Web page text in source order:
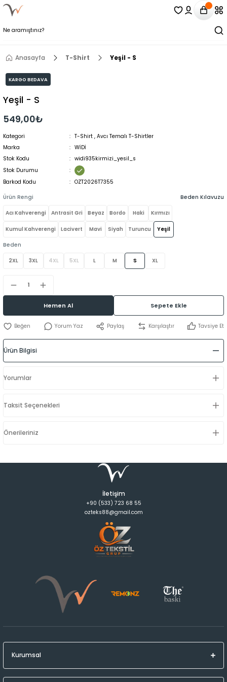
Anasayfa T-Shirt Yeşil - S
KARGO BEDAVA
Yeşil - S
549,00₺
Kategori T-Shirt , Avcı Temalı T-Shirtler
Marka
WİDİ
Stok Kodu
widi935kirmizi_yesil_s
Stok Durumu
Barkod Kodu
OZT2026T7355
Ürün Rengi
Acı Kahverengi Antrasit Gri Beyaz Bordo Haki Kırmızı
Kumul Kahverengi Lacivert Mavi Siyah Turuncu Yeşil
Beden
2XL 3XL 4XL 5XL L M S XL
Beden Kılavuzu
Hemen Al Sepete Ekle
Yorum Yaz Paylaş Karşılaştır Tavsiye Et
Ürün Bilgisi
Yorumlar
Taksit Seçenekleri
Önerileriniz
İletişim
+90 (533) 723 68 55
ozteks88@gmail.com
Kurumsal